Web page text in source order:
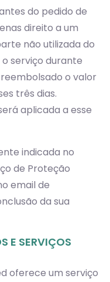
do pedido de
direito a um
não utilizada do
o serviço durante
o valor
três dias.
aplicada a esse
indicada no
de Proteção
email de
da sua
E SERVIÇOS
oferece um serviço